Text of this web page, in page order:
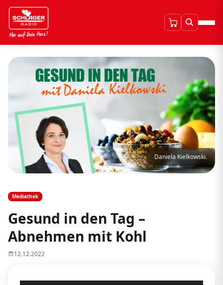
Daniela Kielkowski.
Mediathek
Gesund in den Tag –
Abnehmen mit Kohl
12.12.2022